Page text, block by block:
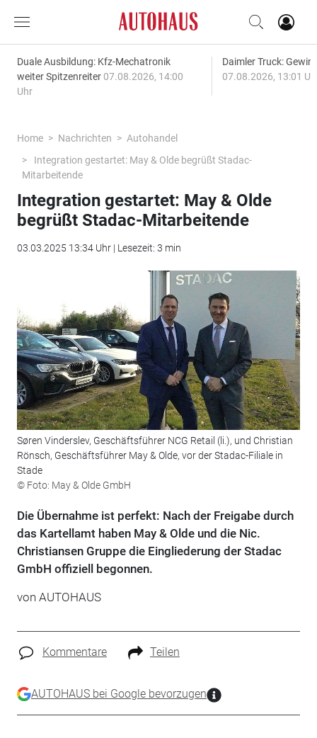
Duale Ausbildung: Kfz-Mechatronik
weiter Spitzenreiter 07.08.2026, 14:00
Uhr
Daimler Truck:
07.08.2026, 13:01
Home Nachrichten
Autohandel
Integration gestartet: May & Olde begrüßt Stadac-
Mitarbeitende
Integration gestartet: May & Olde
begrüßt Stadac-Mitarbeitende
03.03.2025 13:34 Uhr | Lesezeit: 3 min
Søren Vinderslev, Geschäftsführer NCG Retail (li.), und Christian
Rönsch, Geschäftsführer May & Olde, vor der Stadac-Filiale in
Stade
© Foto: May & Olde GmbH
Die Übernahme ist perfekt: Nach der Freigabe durch
das Kartellamt haben May & Olde und die Nic.
Christiansen Gruppe die Eingliederung der Stadac
GmbH offiziell begonnen.
von AUTOHAUS
Kommentare Teilen
AUTOHAUS bei Google bevorzugen